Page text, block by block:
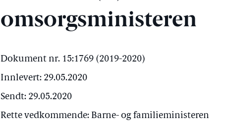
omsorgsministeren
Dokument nr. 15:1769 (2019-2020)
Innlevert: 29.05.2020
Sendt: 29.05.2020
Rette vedkommende: Barne- og familieministeren